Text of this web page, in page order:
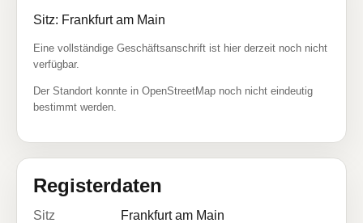
Sitz: Frankfurt am Main
Eine vollständige Geschäftsanschrift ist hier derzeit noch nicht
verfügbar.
Der Standort konnte in OpenStreetMap noch nicht eindeutig
bestimmt werden.
Registerdaten
Sitz
Frankfurt am Main